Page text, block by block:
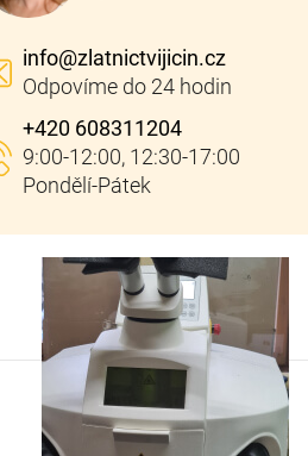
info@zlatnictvijicin.cz
+420 608311204